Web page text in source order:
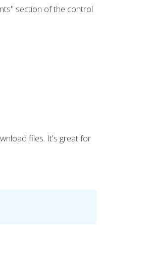
section of the control
files. It's great for